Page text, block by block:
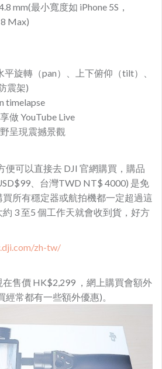
mm(最小寬度如 iPhone 5S，
Max)
平旋轉（pan）、上下俯仰（tilt）、
震架)
timelapse
做 YouTube Live
呈現震撼景觀
便可以直接去 DJI 官網購買，購品
、台灣TWD NT$ 4000) 是免
所有穩定器或航拍機都一定超過這
3 至5 個工作天就會收到貨，好方
zh-tw/
售價 HK$2,299 ，網上購買會額外
常都有一些額外優惠)。